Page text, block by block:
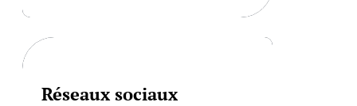
Réseaux sociaux